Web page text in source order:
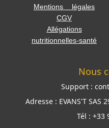
Mentions légales
CGV
Allégations
nutritionnelles-santé
Nous
Support :
Adresse : EVANS'T SAS
Tél : +33